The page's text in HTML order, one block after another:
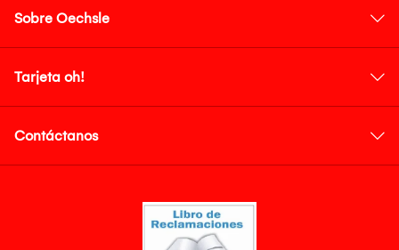
Sobre Oechsle
Tarjeta oh!
Contáctanos